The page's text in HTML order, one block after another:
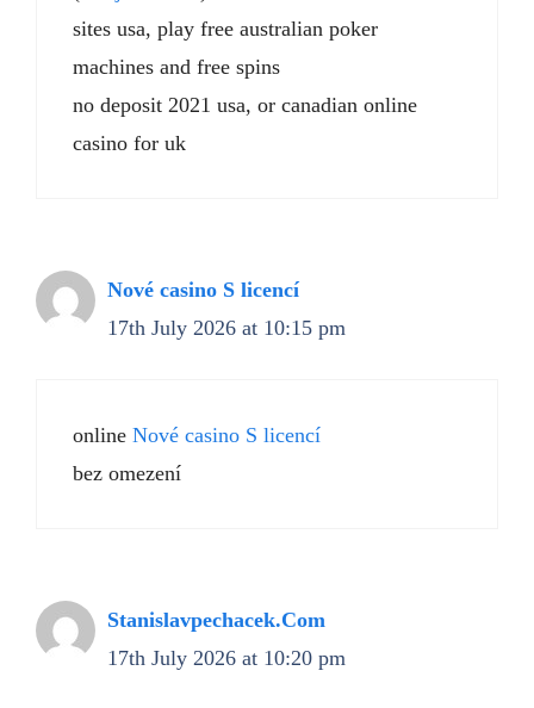
sites usa, play free australian poker
machines and free spins
no deposit 2021 usa, or canadian online
casino for uk
Nové casino S licencí
17th July 2026 at 10:15 pm
online Nové casino S licencí
bez omezení
Stanislavpechacek.Com
17th July 2026 at 10:20 pm